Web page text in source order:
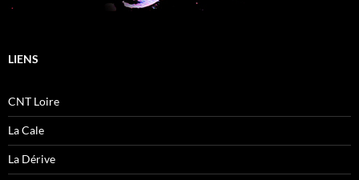
LIENS
CNT Loire
La Cale
La Dérive